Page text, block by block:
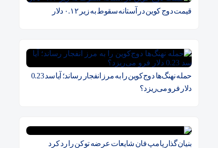
قیمت دوج کوین در آستانه سقوط به زیر ۰.۱۲ دلار
حمله نهنگ‌ها دوج‌کوین را به مرز انفجار رساند؛ آیا سد 0.23
دلار فرو می‌ریزد؟
بنیان‌گذار پامپ فان شایعات عرضه توکن را رد کرد